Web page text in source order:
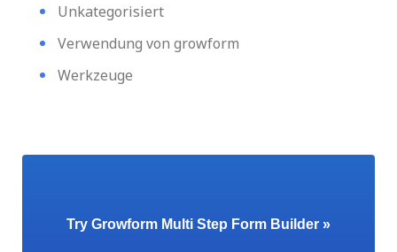
Unkategorisiert
Verwendung von growform
Werkzeuge
Try Growform Multi Step Form Builder »